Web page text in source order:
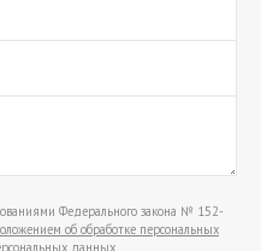
Федерального закона № 152-
об обработке персональных